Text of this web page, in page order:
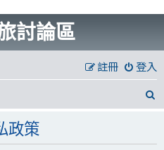
討論區
登入
註冊
政策